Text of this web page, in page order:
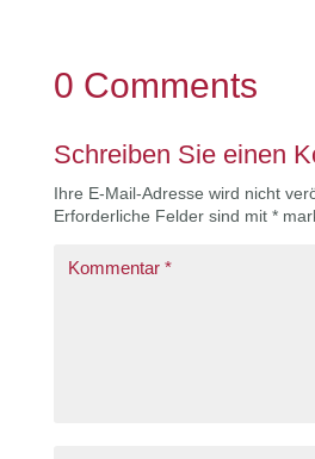
0 Comments
Schreiben Sie einen
Ihre E-Mail-Adresse wird nicht
Erforderliche Felder sind mit *